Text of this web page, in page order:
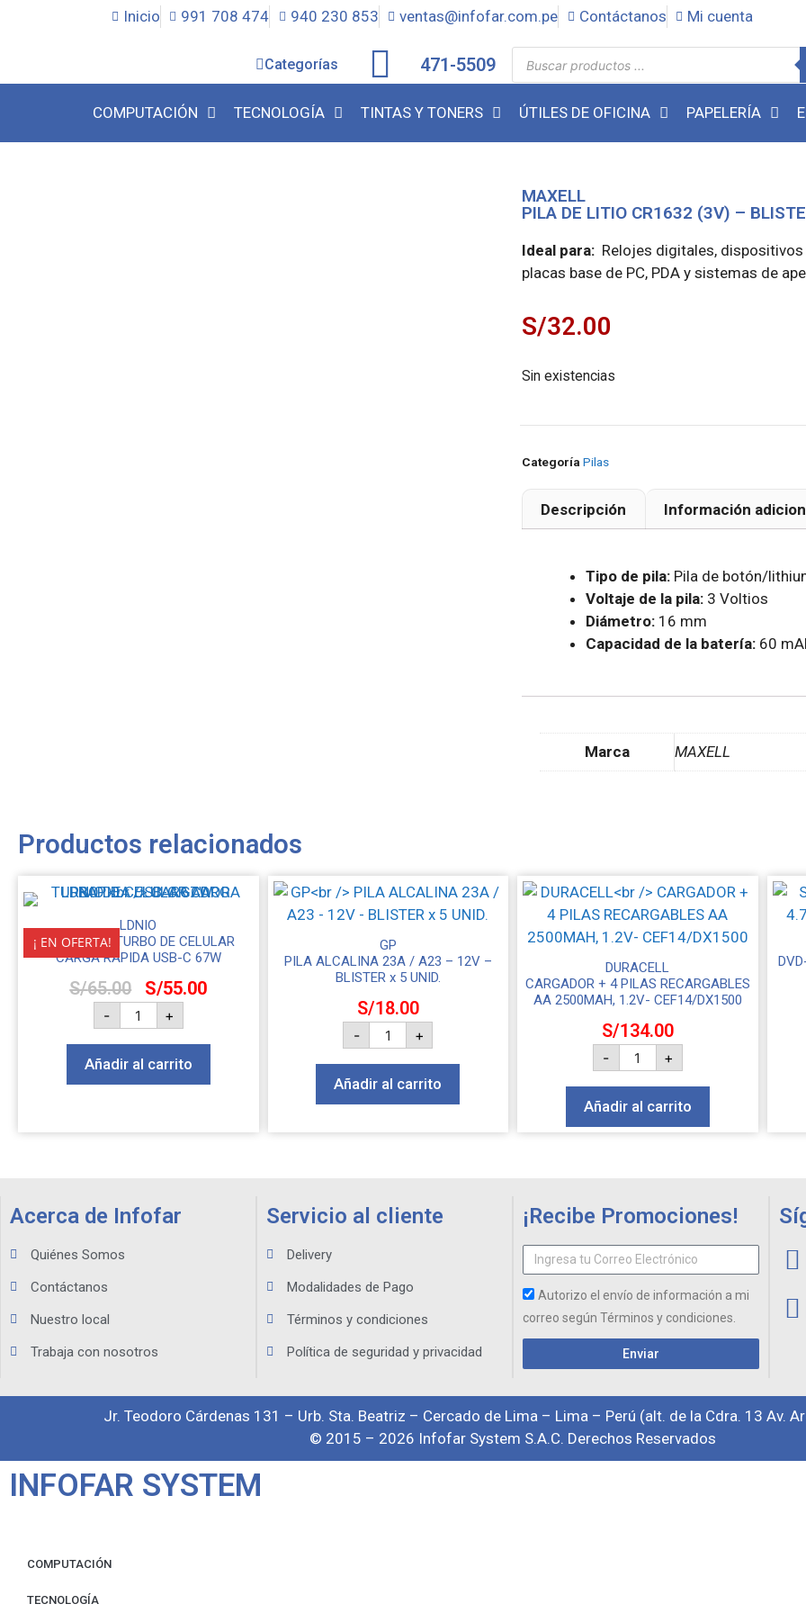
Inicio 991 708 474 940 230 853 ventas@infofar.com.pe Contáctanos Mi cuenta
Categorías 471-5509
COMPUTACIÓN TECNOLOGÍA TINTAS Y TONERS ÚTILES DE OFICINA PAPELERÍA
MAXELL
PILA DE LITIO CR1632 (3V) –
Ideal para: Relojes digitales,
placas base de PC, PDA y sistemas de
S/32.00
Sin existencias
Categoría Pilas
Descripción Información
Tipo de pila: Pila de botón/
Voltaje de la pila: 3 Voltios
Diámetro: 16 mm
Capacidad de la batería: 60
Marca MAXELL
Productos relacionados
¡ EN OFERTA!
LDNIO
CARGADOR TURBO DE CELULAR
CARGA RAPIDA USB-C 67W
S/65.00 S/55.00
- +
Añadir al carrito
GP
PILA ALCALINA 23A / A23 – 12V –
BLISTER x 5 UNID.
S/18.00
- +
Añadir al carrito
DURACELL
CARGADOR + 4 PILAS RECARGABLES
AA 2500MAH, 1.2V- CEF14/DX1500
S/134.00
- +
Añadir al carrito
Acerca de Infofar
Quiénes Somos
Contáctanos
Nuestro local
Trabaja con nosotros
Servicio al cliente
Delivery
Modalidades de Pago
Términos y condiciones
Política de seguridad y privacidad
¡Recibe Promociones!
Autorizo el envío de información a mi
correo según Términos y condiciones.
Enviar
Jr. Teodoro Cárdenas 131 – Urb. Sta. Beatriz – Cercado de Lima – Lima – Perú (alt. de la Cdra. 13 Av.
© 2015 – 2026 Infofar System S.A.C. Derechos Reservados
INFOFAR SYSTEM
COMPUTACIÓN
TECNOLOGÍA